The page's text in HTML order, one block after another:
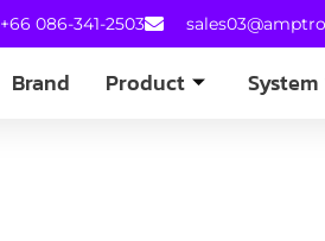
+66 086-341-2503
Brand Product System